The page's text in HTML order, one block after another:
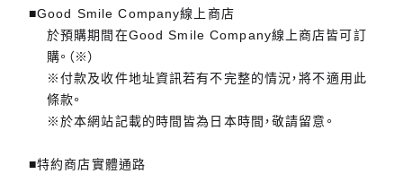
■Good Smile Company線上商店
於預購期間在Good Smile Company線上商店皆可訂
購。（※）
※付款及收件地址資訊若有不完整的情況，將不適用此
條款。
※於本網站記載的時間皆為日本時間，敬請留意。
■特約商店實體通路